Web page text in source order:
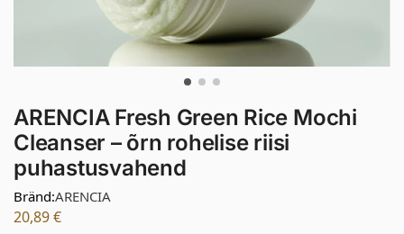
ARENCIA Fresh Green Rice Mochi
Cleanser – õrn rohelise riisi
puhastusvahend
Bränd:ARENCIA
20,89€